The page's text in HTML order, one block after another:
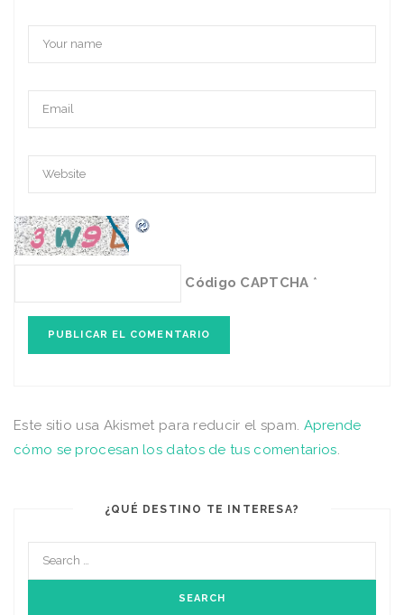
Código CAPTCHA *
Este sitio usa Akismet para reducir el spam. Aprende
cómo se procesan los datos de tus comentarios.
¿QUÉ DESTINO TE INTERESA?